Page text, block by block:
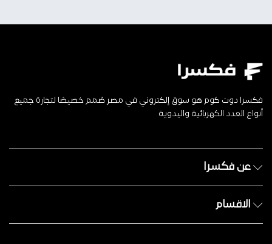
فكسرا دوت كوم هو سوق إلكتروني في مصر صُمم خصيصًا لتجارة جميع
أنواع العدد الكهربائية واليدوية
عن فكسرا
الاقسام